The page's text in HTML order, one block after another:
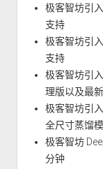
极客智坊引
支持
极客智坊引
支持
极客智坊引
理版以及最
极客智坊引
全尺寸蒸馏
极客智坊
分钟